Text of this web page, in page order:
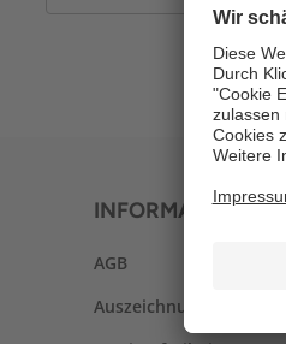
INFORMATIONEN
AGB
Auszeichnungen